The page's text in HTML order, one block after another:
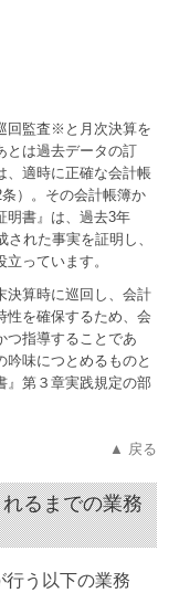
回監査※と月次決算を
とは過去データの訂
、適時に正確な会計帳
）。その会計帳簿か
明書』は、過去3年
された事実を証明し、
っています。
決算時に巡回し、会計
性を確保するため、会
つ指導することであ
吟味につとめるものと
』第３章実践規定の部
▲ 戻る
るまでの業務
行う以下の業務